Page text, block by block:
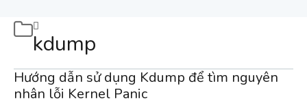
kdump
Hướng dẫn sử dụng Kdump để tìm nguyên
nhân lỗi Kernel Panic